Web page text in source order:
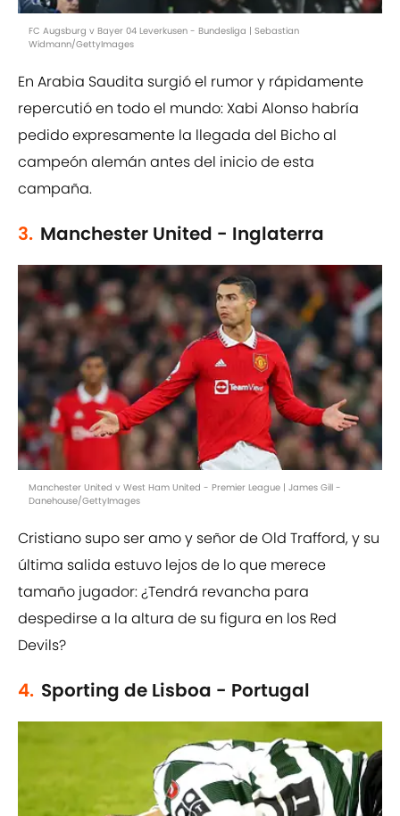
FC Augsburg v Bayer 04 Leverkusen - Bundesliga | Sebastian
Widmann/GettyImages
En Arabia Saudita surgió el rumor y rápidamente
repercutió en todo el mundo: Xabi Alonso habría
pedido expresamente la llegada del Bicho al
campeón alemán antes del inicio de esta
campaña.
3. Manchester United - Inglaterra
Manchester United v West Ham United - Premier League | James Gill -
Danehouse/GettyImages
Cristiano supo ser amo y señor de Old Trafford, y su
última salida estuvo lejos de lo que merece
tamaño jugador: ¿Tendrá revancha para
despedirse a la altura de su figura en los Red
Devils?
4. Sporting de Lisboa - Portugal